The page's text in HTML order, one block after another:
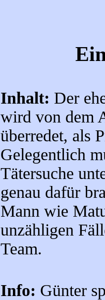
Inhalt: Der
wird von dem
überredet, als
Gelegentlich
Tätersuche
genau dafür
Mann wie
unzähligen
Team.
Info: Günter